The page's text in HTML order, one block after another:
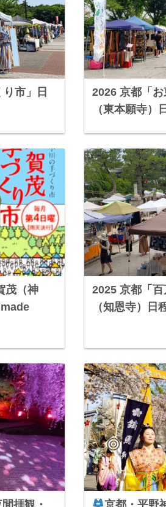
市」日
2026 京都「お
（東本願寺
茂（神
2025 京都「百
（知恩寺）